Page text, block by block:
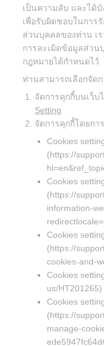
เป็นความลับ และได้
เพื่อรับผิดชอบในการ
ส่วนบุคคลของท่าน เ
การละเมิดข้อมูลส่วน
กฎหมายได้กำหนดไว้
ท่านสามารถเลือกจัด
จัดการคุกกี้บนเว็บ
Setting
จัดการคุกกี้โดยกา
Cookies
(https://
Cookies
(https://
information-
Cookies
(https://
cookies-and-
Cookies
us/HT201265)
Cookies
(https://
manage-